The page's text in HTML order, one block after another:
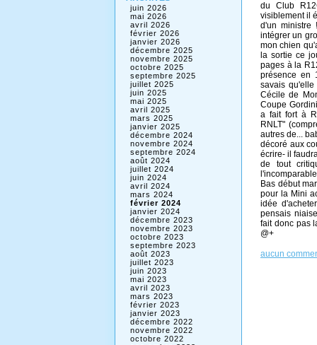
du Club
visiblement il
d'un ministre
intégrer un
mon chien
la sortie ce
pages à la
présence en
savais
Cécile de
Coupe
a fait fort à
RNLT"
autres de...
décoré aux
écrire- il
de tout
Bas début
pour la Mini
idée
pensais
fait donc pas
@+
aucun
juin 2026
mai 2026
avril 2026
février 2026
janvier 2026
décembre 2025
novembre 2025
octobre 2025
septembre 2025
juillet 2025
juin 2025
mai 2025
avril 2025
mars 2025
janvier 2025
décembre 2024
novembre 2024
septembre 2024
août 2024
juillet 2024
juin 2024
avril 2024
mars 2024
février 2024
janvier 2024
décembre 2023
novembre 2023
octobre 2023
septembre 2023
août 2023
juillet 2023
juin 2023
mai 2023
avril 2023
mars 2023
février 2023
janvier 2023
décembre 2022
novembre 2022
octobre 2022